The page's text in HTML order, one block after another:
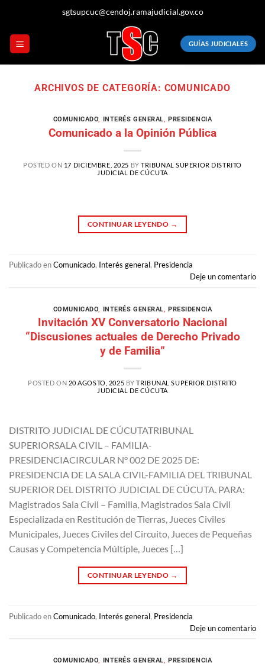
contenido
sgtsupcuc@cendoj.ramajudicial.gov.co
GUÍAS JUDICIALES
ARCHIVOS DE CATEGORÍA: COMUNICADO
COMUNICADO, INTERÉS GENERAL,PRESIDENCIA
Comunicado a la Opinión Pública
POSTED ON 17 DICIEMBRE, 2025 BYTRIBUNAL SUPERIOR DISTRITO
JUDICIAL DE CÚCUTA
CONTINUAR LEYENDO →
Publicado enComunicado, Interés general, Presidencia
Deje un comentario
COMUNICADO, INTERÉS GENERAL,PRESIDENCIA
Invitación XV Conversatorio Nacional
“Discusiones actuales de Derecho Privado
y de Familia”
POSTED ON 20 AGOSTO, 2025 BYTRIBUNAL SUPERIOR DISTRITO
JUDICIAL DE CÚCUTA
DISTRITO JUDICIAL DE CÚCUTATRIBUNAL
SUPERIORSALA CIVIL – FAMILIA-
PRESIDENCIACIRCULAR N° 002 DE 2025 DE:
PRESIDENCIA DE LA SALA CIVIL-FAMILIA DEL TRIBUNAL
SUPERIOR DEL DISTRITO JUDICIAL DE CÚCUTA. PARA:
Magistrados Sala Civil – Familia, Magistrados Sala Civil
Especializada en Restitución de Tierras, Jueces Civiles
Municipales, Jueces Civiles del Circuito, Jueces de Pequeñas
Causas y Competencia Múltiple, Jueces […]
CONTINUAR LEYENDO →
Publicado enComunicado, Interés general, Presidencia
Deje un comentario
COMUNICADO, INTERÉS GENERAL, PRESIDENCIA